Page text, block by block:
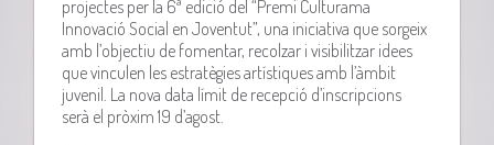
projectes per la 6ª edició del “Premi Culturama
Innovació Social en Joventut”, una iniciativa que sorgeix
amb l’objectiu de fomentar, recolzar i visibilitzar idees
que vinculen les estratègies artístiques amb l’àmbit
juvenil. La nova data límit de recepció d’inscripcions
serà el pròxim 19 d’agost.